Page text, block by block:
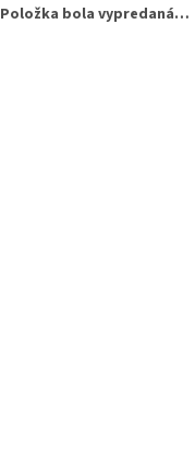
Položka bola vypredaná…